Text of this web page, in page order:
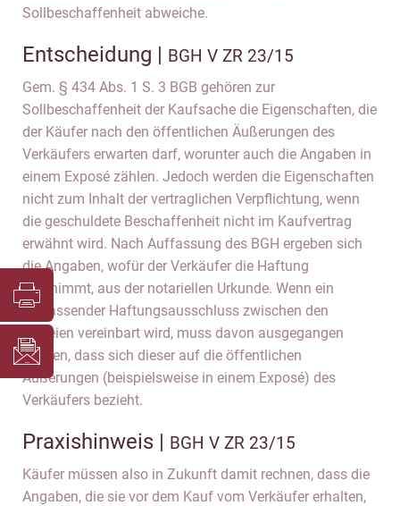
Sollbeschaffenheit abweiche.
Entscheidung | BGH V ZR 23/15
Gem. § 434 Abs. 1 S. 3 BGB gehören zur
Sollbeschaffenheit der Kaufsache die Eigenschaften, die
der Käufer nach den öffentlichen Äußerungen des
Verkäufers erwarten darf, worunter auch die Angaben in
einem Exposé zählen. Jedoch werden die Eigenschaften
nicht zum Inhalt der vertraglichen Verpflichtung, wenn
die geschuldete Beschaffenheit nicht im Kaufvertrag
erwähnt wird. Nach Auffassung des BGH ergeben sich
die Angaben, wofür der Verkäufer die Haftung
übernimmt, aus der notariellen Urkunde. Wenn ein
umfassender Haftungsausschluss zwischen den
Parteien vereinbart wird, muss davon ausgegangen
werden, dass sich dieser auf die öffentlichen
Äußerungen (beispielsweise in einem Exposé) des
Verkäufers bezieht.
Praxishinweis | BGH V ZR 23/15
Käufer müssen also in Zukunft damit rechnen, dass die
Angaben, die sie vor dem Kauf vom Verkäufer erhalten,